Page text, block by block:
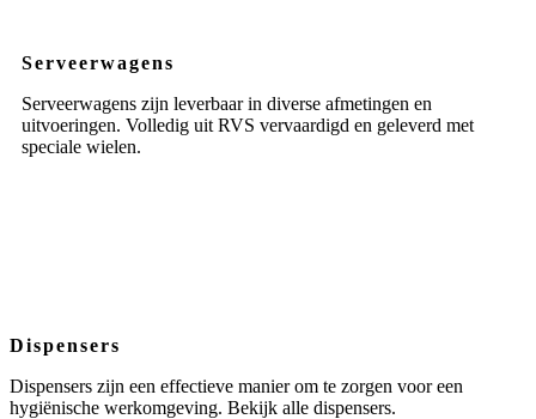
Serveerwagens
Serveerwagens zijn leverbaar in diverse afmetingen en
uitvoeringen. Volledig uit RVS vervaardigd en geleverd met
speciale wielen.
Dispensers
Dispensers zijn een effectieve manier om te zorgen voor een
hygiënische werkomgeving. Bekijk alle dispensers.